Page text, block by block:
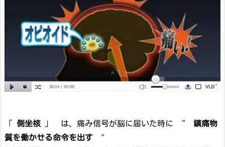
側坐核 」 は、痛み信号が脳に届いた時に “ 鎮痛物
質を働かせる命令を出す "